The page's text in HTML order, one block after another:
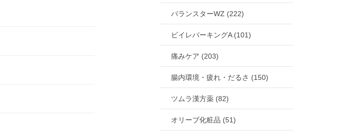
バランスターWZ (222)
ビイレバーキングA (101)
痛みケア (203)
腸内環境・疲れ・だるさ (150)
ツムラ漢方薬 (82)
オリーブ化粧品 (51)